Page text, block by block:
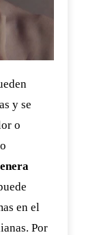
y se
o
en el
Por